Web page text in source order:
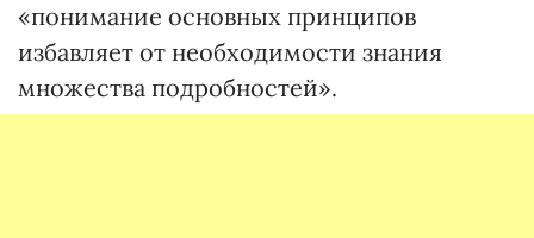
«понимание основных принципов
избавляет от необходимости знания
множества подробностей».